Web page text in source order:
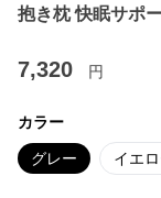
抱き枕 快眠サポ
7,320 円
カラー
グレー イエ